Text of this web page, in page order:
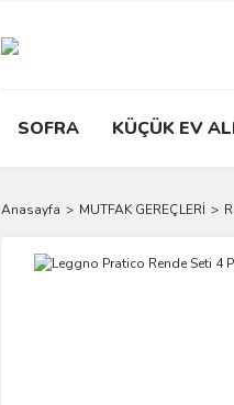
SOFRA KÜÇÜK EV
Anasayfa MUTFAK GEREÇLERİ